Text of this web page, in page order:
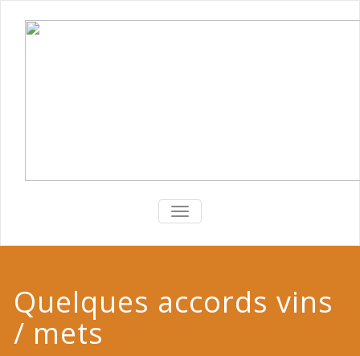
TOGGLE
Quelques accords vins
/ mets